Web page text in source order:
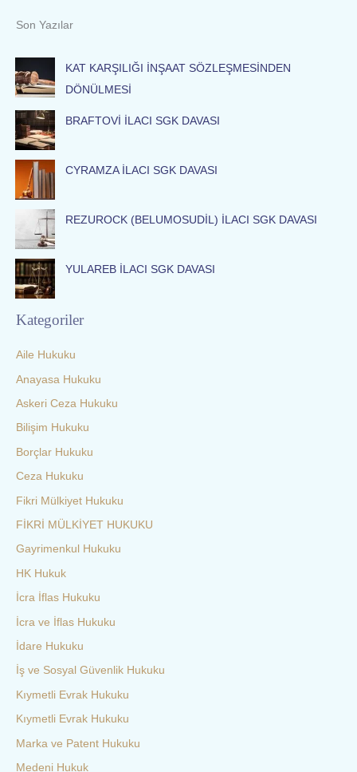
c
h
f
o
r
:
Son Yazılar
KAT KARŞILIĞI İNŞAAT SÖZLEŞMESİNDEN
DÖNÜLMESİ
BRAFTOVİ İLACI SGK DAVASI
CYRAMZA İLACI SGK DAVASI
REZUROCK (BELUMOSUDİL) İLACI SGK DAVASI
YULAREB İLACI SGK DAVASI
Kategoriler
Aile Hukuku
Anayasa Hukuku
Askeri Ceza Hukuku
Bilişim Hukuku
Borçlar Hukuku
Ceza Hukuku
Fikri Mülkiyet Hukuku
FİKRİ MÜLKİYET HUKUKU
Gayrimenkul Hukuku
HK Hukuk
İcra İflas Hukuku
İcra ve İflas Hukuku
İdare Hukuku
İş ve Sosyal Güvenlik Hukuku
Kıymetli Evrak Hukuku
Kıymetli Evrak Hukuku
Marka ve Patent Hukuku
Medeni Hukuk